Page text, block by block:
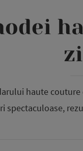
haute
spectaculoase,